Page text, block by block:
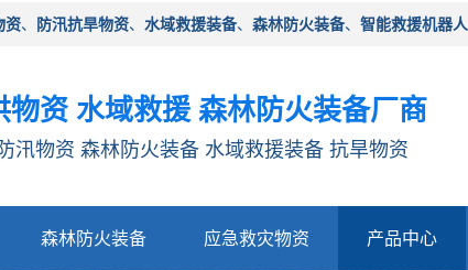
资、 防汛抗旱物资、 水域救援装备、 森林防火装备、 智能救援机器人
物资 水域救援 森林防火装备厂商
汛物资 森林防火装备 水域救援装备 抗旱物资
森林防火装备 应急救灾物资 产品中心